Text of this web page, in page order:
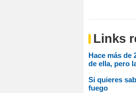
Links
Hace más de
de ella, pero
Si quieres
fuego